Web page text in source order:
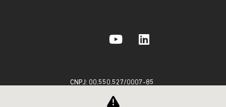
CNPJ: 00.550.527/0007-85